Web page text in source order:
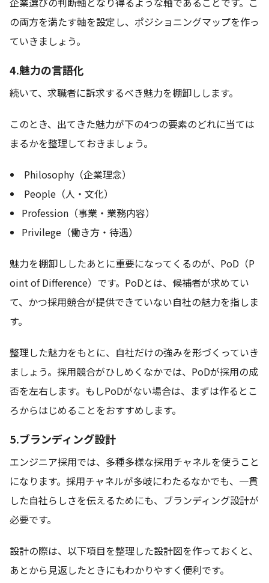
の両方を満たす軸を設定し、ポジショニングマップを作っ
ていきましょう。
4.魅力の言語化
続いて、求職者に訴求するべき魅力を棚卸しします。
このとき、出てきた魅力が下の4つの要素のどれに当ては
まるかを整理しておきましょう。
Philosophy（企業理念）
People（人・文化）
Profession（事業・業務内容）
Privilege（働き方・待遇）
魅力を棚卸ししたあとに重要になってくるのが、PoD（P
oint of Difference）です。PoDとは、候補者が求めてい
て、かつ採用競合が提供できていない自社の魅力を指しま
す。
整理した魅力をもとに、自社だけの強みを形づくっていき
ましょう。採用競合がひしめくなかでは、PoDが採用の成
否を左右します。もしPoDがない場合は、まずは作るとこ
ろからはじめることをおすすめします。
5.ブランディング設計
エンジニア採用では、多種多様な採用チャネルを使うこと
になります。採用チャネルが多岐にわたるなかでも、一貫
した自社らしさを伝えるためにも、ブランディング設計が
必要です。
設計の際は、以下項目を整理した設計図を作っておくと、
あとから見返したときにもわかりやすく便利です。